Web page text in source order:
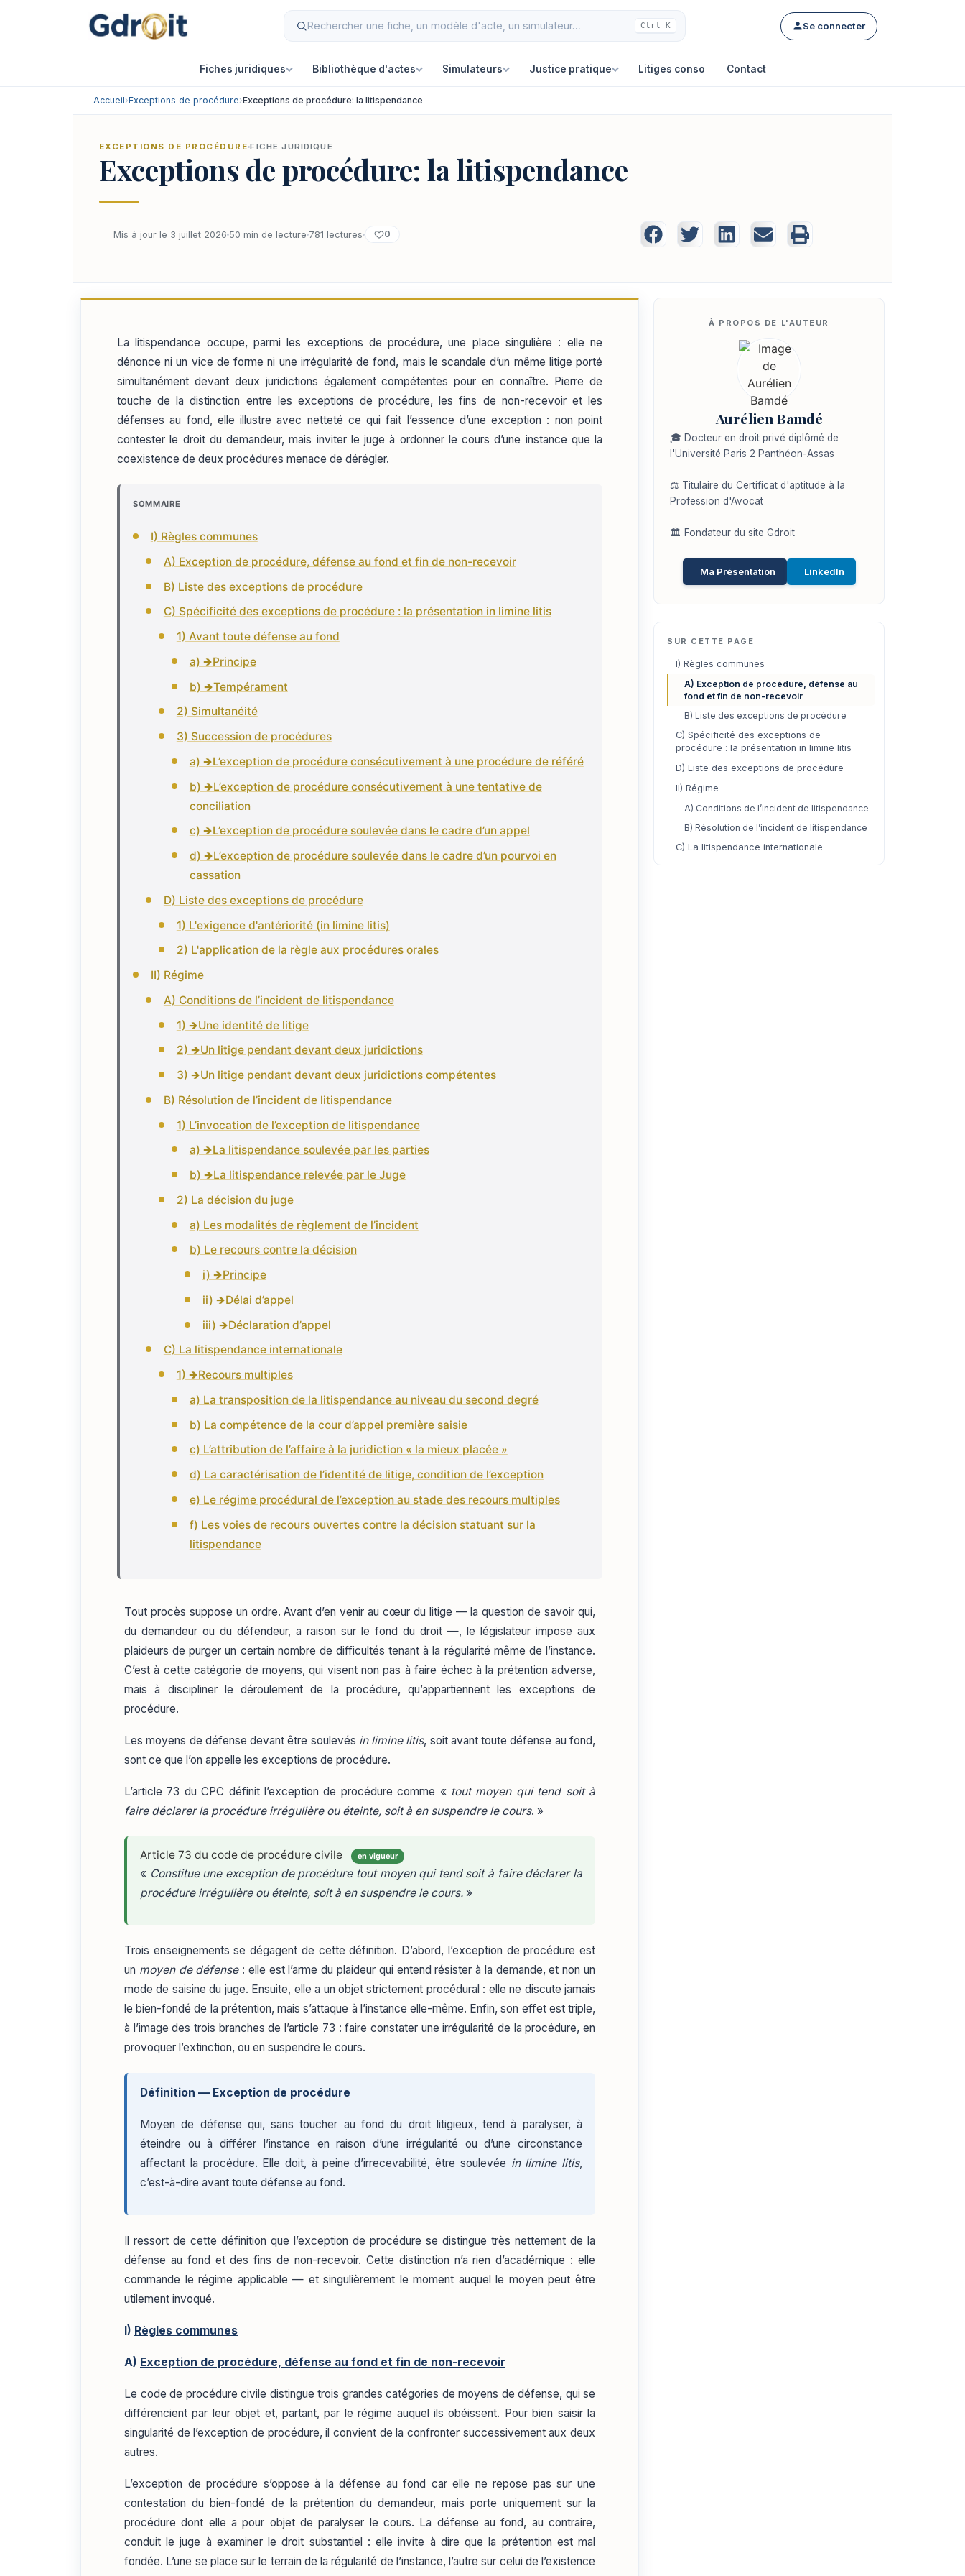
Ctrl K Se connecter
Fiches juridiques Bibliothèque d'actes Simulateurs Justice pratique Litiges conso Contact
Accueil›Exceptions de procédure›Exceptions de procédure: la litispendance
EXCEPTIONS DE PROCÉDURE FICHE JURIDIQUE
Exceptions de procédure: la litispendance
Mis à jour le 3 juillet 2026 50 min de lecture 781 lectures 0
La litispendance occupe, parmi les exceptions de procédure, une place singulière : elle ne
dénonce ni un vice de forme ni une irrégularité de fond, mais le scandale d’un même litige porté
simultanément devant deux juridictions également compétentes pour en connaître. Pierre de
touche de la distinction entre les exceptions de procédure, les fins de non-recevoir et les
défenses au fond, elle illustre avec netteté ce qui fait l’essence d’une exception : non point
contester le droit du demandeur, mais inviter le juge à ordonner le cours d’une instance que la
coexistence de deux procédures menace de dérégler.
SOMMAIRE
I) Règles communes
A) Exception de procédure, défense au fond et fin de non-recevoir
B) Liste des exceptions de procédure
C) Spécificité des exceptions de procédure : la présentation in limine litis
1) Avant toute défense au fond
a) 🡺Principe
b) 🡺Tempérament
2) Simultanéité
3) Succession de procédures
a) 🡺L’exception de procédure consécutivement à une procédure de référé
b) 🡺L’exception de procédure consécutivement à une tentative de
conciliation
c) 🡺L’exception de procédure soulevée dans le cadre d’un appel
d) 🡺L’exception de procédure soulevée dans le cadre d’un pourvoi en
cassation
D) Liste des exceptions de procédure
1) L'exigence d'antériorité (in limine litis)
2) L'application de la règle aux procédures orales
II) Régime
A) Conditions de l’incident de litispendance
1) 🡺Une identité de litige
2) 🡺Un litige pendant devant deux juridictions
3) 🡺Un litige pendant devant deux juridictions compétentes
B) Résolution de l’incident de litispendance
1) L’invocation de l’exception de litispendance
a) 🡺La litispendance soulevée par les parties
b) 🡺La litispendance relevée par le Juge
2) La décision du juge
a) Les modalités de règlement de l’incident
b) Le recours contre la décision
i) 🡺Principe
ii) 🡺Délai d’appel
iii) 🡺Déclaration d’appel
C) La litispendance internationale
1) 🡺Recours multiples
a) La transposition de la litispendance au niveau du second degré
b) La compétence de la cour d’appel première saisie
c) L’attribution de l’affaire à la juridiction « la mieux placée »
d) La caractérisation de l’identité de litige, condition de l’exception
e) Le régime procédural de l’exception au stade des recours multiples
f) Les voies de recours ouvertes contre la décision statuant sur la
litispendance
Tout procès suppose un ordre. Avant d’en venir au cœur du litige — la question de savoir qui,
du demandeur ou du défendeur, a raison sur le fond du droit —, le législateur impose aux
plaideurs de purger un certain nombre de difficultés tenant à la régularité même de l’instance.
C’est à cette catégorie de moyens, qui visent non pas à faire échec à la prétention adverse,
mais à discipliner le déroulement de la procédure, qu’appartiennent les exceptions de
procédure.
Les moyens de défense devant être soulevés in limine litis, soit avant toute défense au fond,
sont ce que l’on appelle les exceptions de procédure.
L’article 73 du CPC définit l’exception de procédure comme « tout moyen qui tend soit à
faire déclarer la procédure irrégulière ou éteinte, soit à en suspendre le cours. »
Article 73 du code de procédure civile en vigueur
« Constitue une exception de procédure tout moyen qui tend soit à faire déclarer la
procédure irrégulière ou éteinte, soit à en suspendre le cours. »
Trois enseignements se dégagent de cette définition. D’abord, l’exception de procédure est
un moyen de défense: elle est l’arme du plaideur qui entend résister à la demande, et non un
mode de saisine du juge. Ensuite, elle a un objet strictement procédural : elle ne discute jamais
le bien-fondé de la prétention, mais s’attaque à l’instance elle-même. Enfin, son effet est triple,
à l’image des trois branches de l’article 73 : faire constater une irrégularité de la procédure, en
provoquer l’extinction, ou en suspendre le cours.
Définition — Exception de procédure
Moyen de défense qui, sans toucher au fond du droit litigieux, tend à paralyser, à
éteindre ou à différer l’instance en raison d’une irrégularité ou d’une circonstance
affectant la procédure. Elle doit, à peine d’irrecevabilité, être soulevée in limine litis,
c’est-à-dire avant toute défense au fond.
Il ressort de cette définition que l’exception de procédure se distingue très nettement de la
défense au fond et des fins de non-recevoir. Cette distinction n’a rien d’académique : elle
commande le régime applicable — et singulièrement le moment auquel le moyen peut être
utilement invoqué.
I) Règles communes
A) Exception de procédure, défense au fond et fin de non-recevoir
Le code de procédure civile distingue trois grandes catégories de moyens de défense, qui se
différencient par leur objet et, partant, par le régime auquel ils obéissent. Pour bien saisir la
singularité de l’exception de procédure, il convient de la confronter successivement aux deux
autres.
L’exception de procédure s’oppose à la défense au fond car elle ne repose pas sur une
contestation du bien-fondé de la prétention du demandeur, mais porte uniquement sur la
procédure dont elle a pour objet de paralyser le cours. La défense au fond, au contraire,
conduit le juge à examiner le droit substantiel : elle invite à dire que la prétention est mal
fondée. L’une se place sur le terrain de la régularité de l’instance, l’autre sur celui de l’existence
Aurélien Bamdé
🎓 Docteur en droit privé diplômé de
l'Université Paris 2 Panthéon-Assas
⚖️ Titulaire du Certificat d'aptitude à la
Profession d'Avocat
🏛️ Fondateur du site Gdroit
Ma Présentation LinkedIn
SUR CETTE PAGE
I) Règles communes
A) Exception de procédure, défense au
fond et fin de non-recevoir
B) Liste des exceptions de procédure
C) Spécificité des exceptions de
procédure : la présentation in limine litis
D) Liste des exceptions de procédure
II) Régime
A) Conditions de l’incident de litispendance
B) Résolution de l’incident de litispendance
C) La litispendance internationale